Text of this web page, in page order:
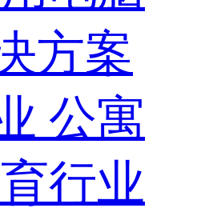
方案
公寓
行业